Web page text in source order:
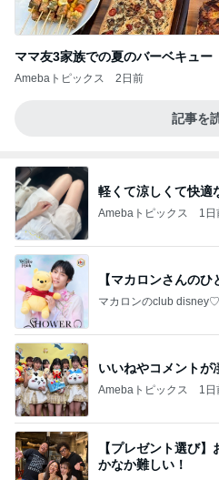
ママ友3家族での夏のバーベキュー
Amebaトピックス 2日前
記事を
軽くて涼しくて快適
Amebaトピックス 1日
【マカロンさんの
マカロンのclub disney♡
いいねやコメントが
Amebaトピックス 1日
【プレゼント選び
かなか難しい！